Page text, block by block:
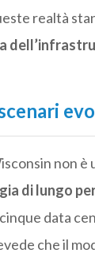
realtà
non è
di lungo
data
che il